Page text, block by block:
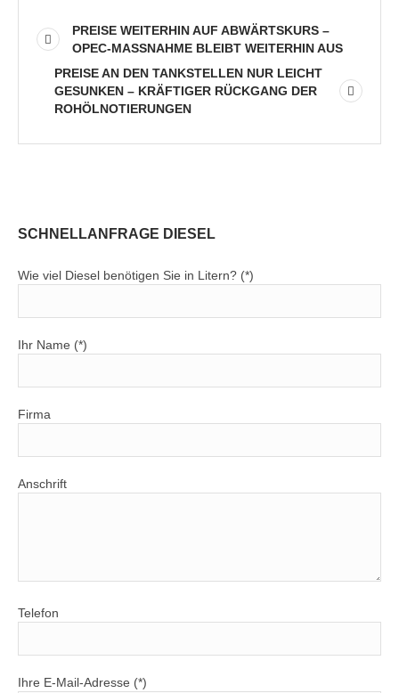
PREISE WEITERHIN AUF ABWÄRTSKURS –
OPEC-MASSNAHME BLEIBT WEITERHIN AUS
PREISE AN DEN TANKSTELLEN NUR LEICHT
GESUNKEN – KRÄFTIGER RÜCKGANG DER
ROHÖLNOTIERUNGEN
SCHNELLANFRAGE DIESEL
Wie viel Diesel benötigen Sie in Litern? (*)
Ihr Name (*)
Firma
Anschrift
Telefon
Ihre E-Mail-Adresse (*)